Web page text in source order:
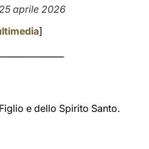
aprile 2026
]
e dello Spirito Santo.